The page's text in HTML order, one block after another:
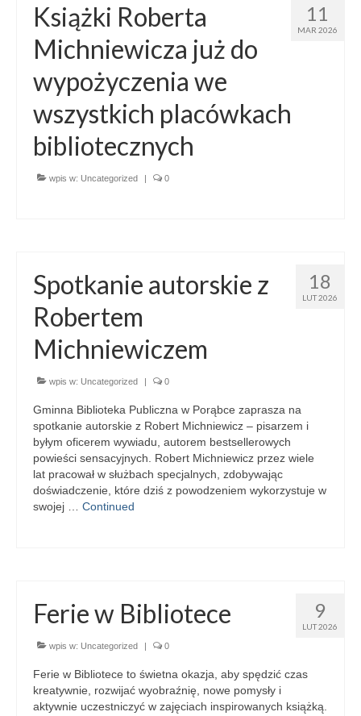
w Porąbce.
Galeria
Galeria 2026
Galeria 2025
Galeria 2024
Galeria 2023
Galeria 2020
Galeria 2019
Galeria 2018
Galeria 2017
O bibliotece
Historia
Misja
Wizja
Dane kontaktowe
Nota prawna
11
MAR 2026
Książki Roberta
Michniewicza już do
wypożyczenia we
wszystkich placówkach
bibliotecznych
wpis w: Uncategorized | 0
18
LUT 2026
Spotkanie autorskie z
Robertem
Michniewiczem
wpis w: Uncategorized | 0
Gminna Biblioteka Publiczna w Porąbce zaprasza na
spotkanie autorskie z Robert Michniewicz – pisarzem i
byłym oficerem wywiadu, autorem bestsellerowych
powieści sensacyjnych. Robert Michniewicz przez wiele
lat pracował w służbach specjalnych, zdobywając
doświadczenie, które dziś z powodzeniem wykorzystuje w
swojej … Continued
9
LUT 2026
Ferie w Bibliotece
wpis w: Uncategorized | 0
Ferie w Bibliotece to świetna okazja, aby spędzić czas
kreatywnie, rozwijać wyobraźnię, nowe pomysły i
aktywnie uczestniczyć w zajęciach inspirowanych książką.